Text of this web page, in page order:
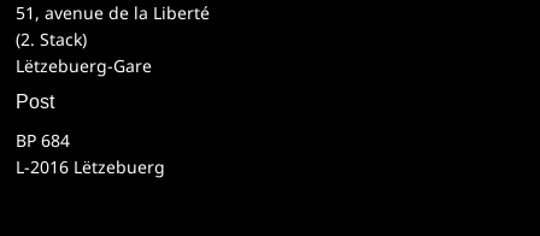
51, avenue de la Liberté
(2. Stack)
Lëtzebuerg-Gare
Post
BP 684
L-2016 Lëtzebuerg